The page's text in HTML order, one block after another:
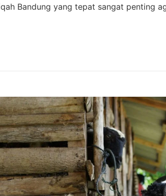
Bandung yang tepat sangat penting
Aqiqah Bandung Paket Murah Jawa Barat